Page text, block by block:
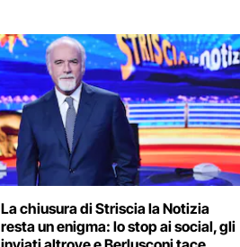
La chiusura di Striscia la Notizia
resta un enigma: lo stop ai social, gli